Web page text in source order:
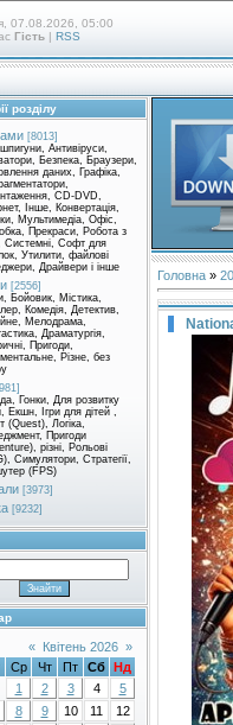
07.08.2026, 05:00
Гість | RSS
розділу
[8013]
Антивіруси,
Безпека, Браузери,
даних, Графіка,
CD-DVD,
Інше, Конвертація,
Мультимедіа, Офіс,
Прекраси, Робота з
Системні, Софт для
Утилити, файлові
Драйвери і інше
[2556]
Бойовик, Містика,
Комедія, Детектив,
Мелодрама,
Драматургія,
Пригоди,
Різне, без
Гонки, Для розвитку
Екшн, Ігри для дітей ,
(Quest), Логіка,
Пригоди
різні, Рольові
Симулятори, Стратегії,
(FPS)
[3973]
[9232]
« Квітень 2026 »
Ср Чт Пт Сб Нд
1
2 3 4
5
8 9 10 11
12
Головна »